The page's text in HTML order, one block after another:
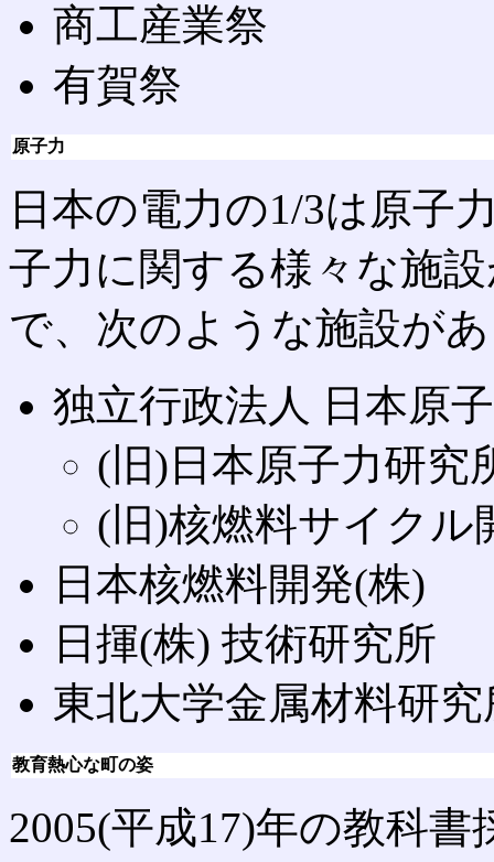
商工産業祭
有賀祭
原子力
日本の電力の1/3は原子
子力に関する様々な施
で、次のような施設が
独立行政法人 日本原
(旧)日本原子力研究
(旧)核燃料サイクル
日本核燃料開発(株)
日揮(株) 技術研究所
東北大学金属材料研
教育熱心な町の姿
2005(平成17)年の教科